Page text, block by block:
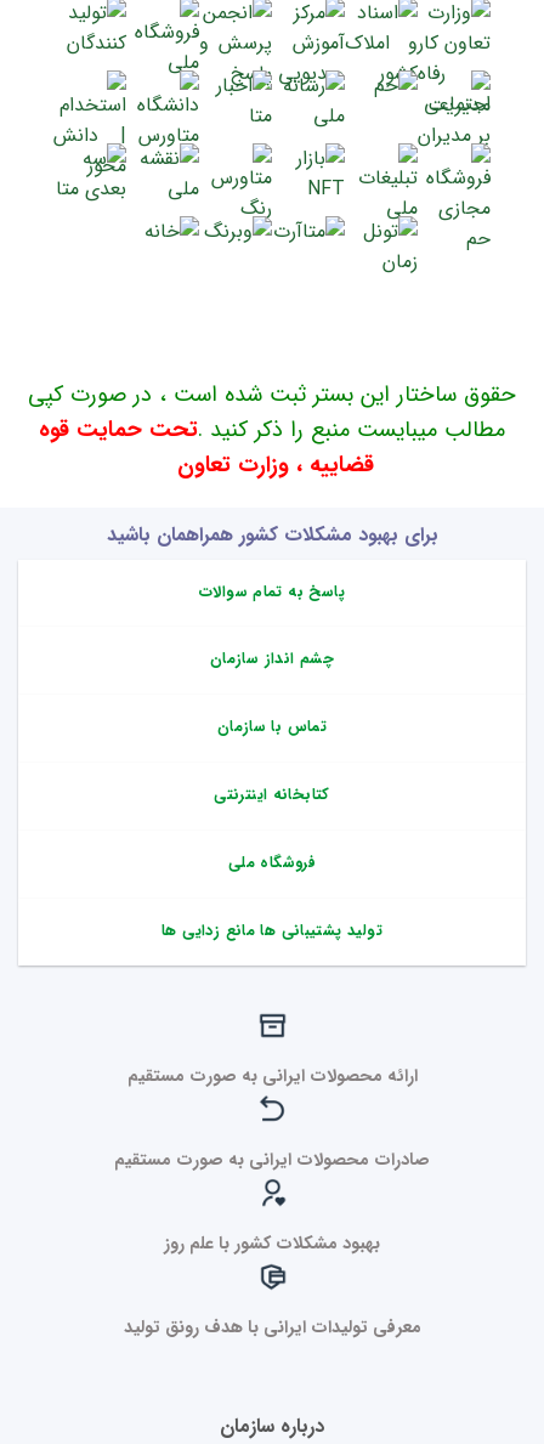
حقوق ساختار این بستر ثبت شده است ، در صورت کپی
مطالب میبایست منبع را ذکر کنید .تحت حمایت قوه
قضاییه ، وزارت تعاون
برای بهبود مشکلات کشور همراهمان باشید
پاسخ به تمام سوالات
چشم انداز سازمان
تماس با سازمان
کتابخانه اینترنتی
فروشگاه ملی
تولید پشتیبانی ها مانع زدایی ها
ارائه محصولات ایرانی به صورت مستقیم
صادرات محصولات ایرانی به صورت مستقیم
بهبود مشکلات کشور با علم روز
معرفی تولیدات ایرانی با هدف رونق تولید
درباره سازمان